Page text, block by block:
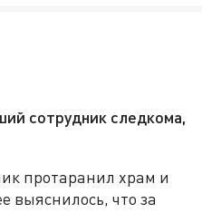
сотрудник следкома,
протаранил храм и
выяснилось, что за